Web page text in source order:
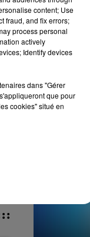
31 janvier
GIMS
A
content; Use
fraud, and fix errors;
process personal
actively
Identify devices
dans "Gérer
que pour
cookies" situé en